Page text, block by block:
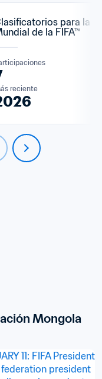
para la
de la FIFA™
reciente
Mongola